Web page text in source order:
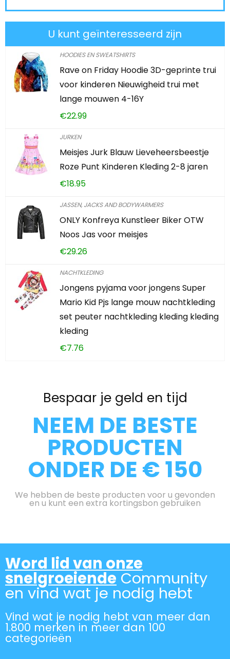
U kunt geïnteresseerd zijn
HOODIES EN SWEATSHIRTS
Rave on Friday Hoodie 3D-geprinte trui
voor kinderen Nieuwigheid trui met
lange mouwen 4-16Y
€22.99
JURKEN
Meisjes Jurk Blauw Lieveheersbeestje
Roze Punt Kinderen Kleding 2-8 jaren
€18.95
JASSEN, JACKS AND BODYWARMERS
ONLY Konfreya Kunstleer Biker OTW
Noos Jas voor meisjes
€29.26
NACHTKLEDING
Jongens pyjama voor jongens Super
Mario Kid Pjs lange mouw nachtkleding
set peuter nachtkleding kleding kleding
kleding
€7.76
Bespaar je geld en tijd
NEEM DE BESTE
PRODUCTEN
ONDER DE € 150
We hebben de beste producten voor u gevonden
en u kunt een extra kortingsbon gebruiken
Word lid van onze
snelgroeiende Community
en vind wat je nodig hebt
Vind wat je nodig hebt van meer dan
1.800 merken in meer dan 100
categorieën